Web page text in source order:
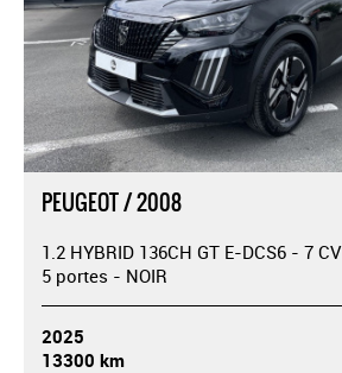
PEUGEOT / 2008
1.2 HYBRID 136CH GT E-DCS6 - 7 CV
5 portes - NOIR
2025
13300 km